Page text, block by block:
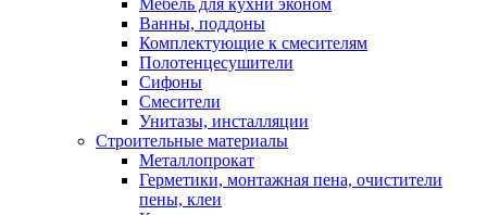
Мебель для кухни эконом
Ванны, поддоны
Комплектующие к смесителям
Полотенцесушители
Сифоны
Смесители
Унитазы, инсталляции
Строительные материалы
Металлопрокат
Герметики, монтажная пена, очистители
пены, клеи